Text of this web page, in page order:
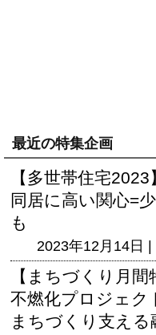
最近の特集企画
【多世帯住宅
同居に高い関心=
も
2023年12月14日 |
【まちづくり月
不燃化プロジェク
まちづくり支え